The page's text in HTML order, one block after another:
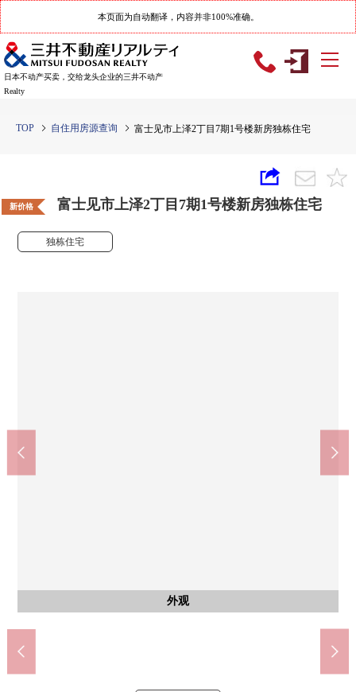
本页面为自动翻译，内容并非100%准确。
日本不动产买卖，交给龙头企业的三井不动产
Realty
TOP 自住用房源查询 富士见市上泽2丁目7期1号楼新房独栋住宅
新价格 富士见市上泽2丁目7期1号楼新房独栋住宅
独栋住宅
外观
客厅
LDK(约20.8张塌塌米)
厨房
西式房间
西式房间(约9.2张塌塌米)
西式房间
西式房间(约5.6张塌塌米)
西式房间
西式房间(约5.2张塌塌米)
西式房间
西式房间(约4.5张塌塌米)
公共汽车
洗脸
厕所
厕所(1F)
厕所
厕所(2F)
收纳
步入式衣帽间(约9.2张塌塌米西式房间里面的)
收纳
收纳(约5.6张塌塌米西式房间里面的)
收纳
收纳(约5.2张塌塌米西式房间里面的)
收纳
收纳(LDK里面的)
收纳
鞋柜
阳台
风景
其他
洗碗机
其他
厨房炉子
其他
厨房洗涤槽
其他
浴室换气干燥暖气时机
其他
热水供应器
其他
有TV监视器的内部对讲机
门口
停车场
外观
外观
含有前面道路的外观
前面道路(东面)
含有前面道路的外观
前面道路(东面)
含有前面道路的外观
前面道路(北侧)
含有前面道路的外观
前面道路(北侧)
全体区划图
富士见市立鹤濑小学(约1000m)
富士见市立胜濑中学(约2100m)
上泽诊所(约300m)
Welcia富士见上泽商店(约400m)
上泽公园(约400m)
大井东的台阶邮局(约550m)
TAIRAYA羽泽商店(约600m)
Lawson富士见野苗店(约650m)
7-Eleven大井市泽店(约700m)
tonarie富士见野(约800m)